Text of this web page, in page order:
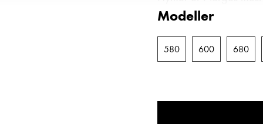
blant bobilfolket her til
Den tyske
planløsning. Bilene er
kundene forventer:
Modeller
580 600 680